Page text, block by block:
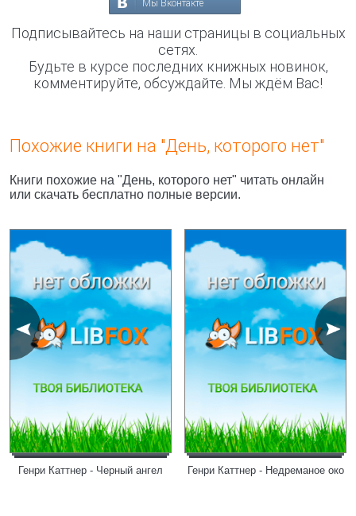
Мы Вконтакте
Подписывайтесь на наши страницы в социальных
сетях.
Будьте в курсе последних книжных новинок,
комментируйте, обсуждайте. Мы ждём Вас!
Похожие книги на "День, которого нет"
Книги похожие на "День, которого нет" читать онлайн
или скачать бесплатно полные версии.
Генри Каттнер - Черный ангел Генри Каттнер - Недреманое око